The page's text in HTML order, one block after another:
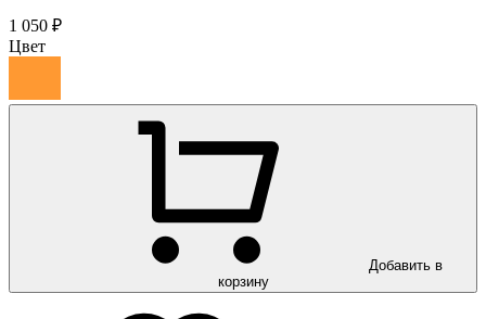
1 050 ₽
Цвет
Добавить в
корзину